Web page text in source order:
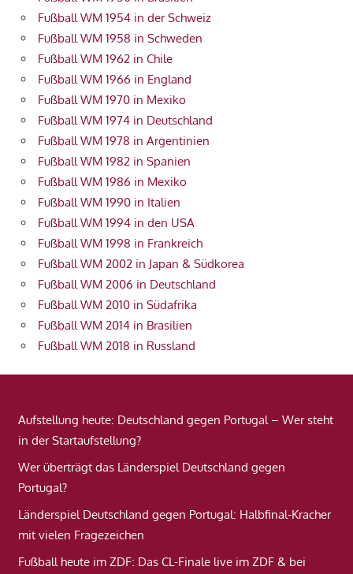
Fußball WM 1954 in der Schweiz
Fußball WM 1958 in Schweden
Fußball WM 1962 in Chile
Fußball WM 1966 in England
Fußball WM 1970 in Mexiko
Fußball WM 1974 in Deutschland
Fußball WM 1978 in Argentinien
Fußball WM 1982 in Spanien
Fußball WM 1986 in Mexiko
Fußball WM 1990 in Italien
Fußball WM 1994 in den USA
Fußball WM 1998 in Frankreich
Fußball WM 2002 in Japan & Südkorea
Fußball WM 2006 in Deutschland
Fußball WM 2010 in Südafrika
Fußball WM 2014 in Brasilien
Fußball WM 2018 in Russland
Aufstellung heute: Deutschland gegen Portugal – Wer steht
in der Startaufstellung?
Wer überträgt das Länderspiel Deutschland gegen
Portugal?
Länderspiel Deutschland gegen Portugal: Halbfinal-Kracher
mit vielen Fragezeichen
Fußball heute im ZDF: Das CL-Finale live im ZDF & bei